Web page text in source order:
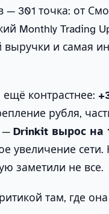
— 301 точка: от
Monthly Trading
и самая
контрастнее:
рубля,
—Drinkit вырос на
увеличение
заметили не все.
там, где